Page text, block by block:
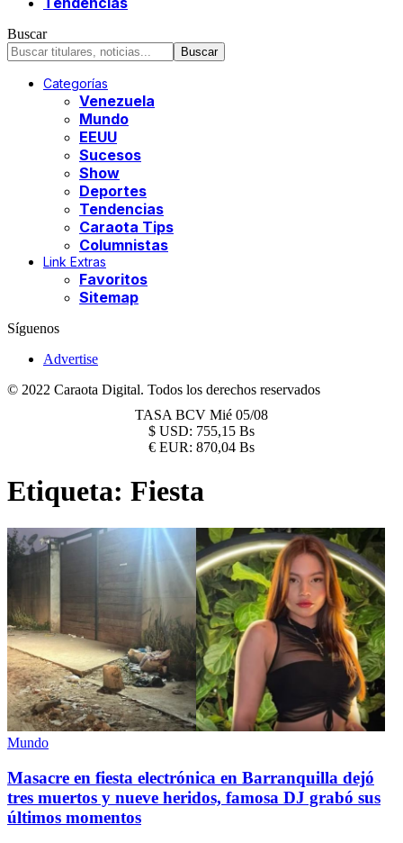
Buscar
Categorías
Venezuela
Mundo
EEUU
Sucesos
Show
Deportes
Tendencias
Caraota Tips
Columnistas
Link Extras
Favoritos
Sitemap
Síguenos
Advertise
© 2022 Caraota Digital. Todos los derechos reservados
TASA BCV Mié 05/08
$ USD: 755,15 Bs
€ EUR: 870,04 Bs
Etiqueta: Fiesta
Mundo
Masacre en fiesta electrónica en Barranquilla dejó
tres muertos y nueve heridos, famosa DJ grabó sus
últimos momentos